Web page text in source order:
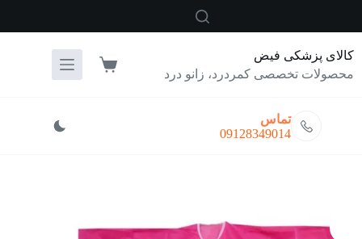
کالای پزشکی فیض
محصولات تخصصی کمردرد، زانو درد
سبد
تماس
09128349014